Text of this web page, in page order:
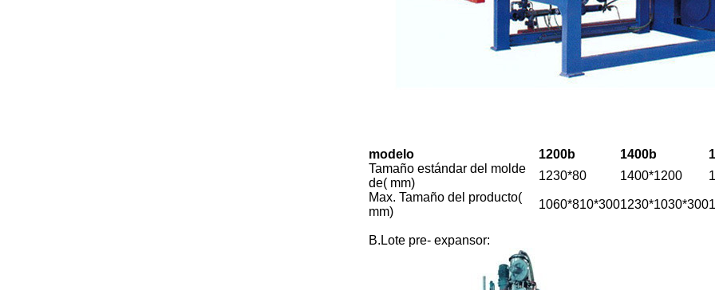
modelo 1200b 1400b
Tamaño estándar del molde
de( mm)
1230*80 1400*1200
Max. Tamaño del producto(
mm)
1060*810*3001230*1030*300
B. Lote pre- expansor: